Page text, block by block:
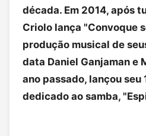
década. Em 2014, após
Criolo lança "Convoque
produção musical de
data Daniel Ganjaman e
ano passado, lançou
dedicado ao samba,